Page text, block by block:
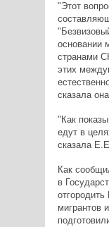
"Этот
основании
странами
этих
сказала
"Как
едут в
сказала
Как
в
мигрантов